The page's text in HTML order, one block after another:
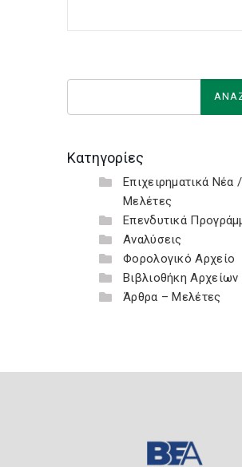
Κατηγορίες
Επιχειρηματικά Νέα /
Μελέτες
Επενδυτικά
Αναλύσεις
Φορολογικό Αρχείο
Βιβλιοθήκη Αρχείων
Άρθρα – Μελέτες